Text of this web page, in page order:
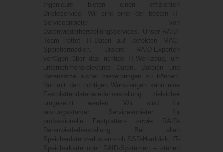
Ingenieure bieten einen effizienten
Direktservice. Wir sind einer der besten IT-
Serviceanbieter von
Datenwiederherstellungsservices. Unser RAID-
Team rettet IT-Daten auf defekten MAC-
Speichermedien. Unsere RAID-Experten
verfügen über das richtige IT-Werkzeug, um
unternehmensrelevante Daten, Dateien und
Datensätze sicher wiederbringen zu können.
Nur mit den richtigen Werkzeugen kann eine
Festplattendatenwiederherstellung zielsicher
umgesetzt werden. Wir sind Ihr
leistungsstarker Serviceanbieter für
professionelle Festplatten- sowie RAID-
Datenwiederherstellung. Bei allen
Speicherdatenverlusten – ob SSD-Harddisk, IT-
Speicherkarte oder RAID-Systemen – stehen